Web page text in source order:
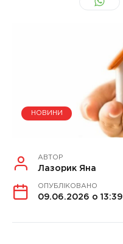
НОВИНИ
АВТОР
Лазорик Яна
ОПУБЛІКОВАНО
09.06.2026 о 13:39